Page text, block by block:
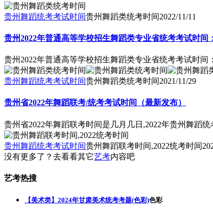
贵州舞蹈统考考试时间贵州舞蹈类统考时间2022/11/11
贵州2022年普通高等学校招生舞蹈类专业省统考考试时间
贵州2022年普通高等学校招生舞蹈类专业省统考考试时间
贵州舞蹈统考考试时间贵州舞蹈类统考时间2021/11/29
贵州省2022年舞蹈联考/统考考试时间（最新发布）
贵州省2022年舞蹈联考时间是几月几日,2022年贵州舞蹈
贵州舞蹈统考考试时间贵州舞蹈联考时间,2022统考时间
没有更多了？去看看其它艺考内容吧
艺考热搜
【美术类】2024年甘肃美术统考考题(色彩)色彩